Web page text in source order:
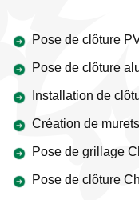
Pose de clôture
Pose de clôture
Installation de
Création de
Pose de grillage
Pose de clôture